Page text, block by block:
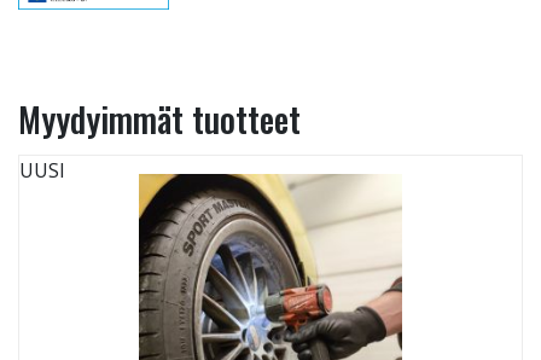
Myydyimmät tuotteet
UUSI